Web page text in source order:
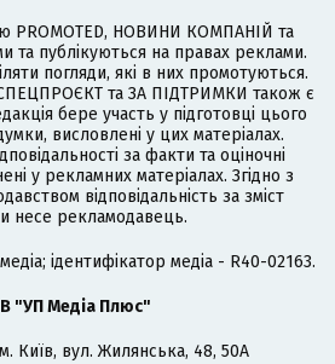
PROMOTED, НОВИНИ КОМПАНІЙ та
та публікуються на правах реклами.
погляди, які в них промотуються.
та ЗА ПІДТРИМКИ також є
бере участь у підготовці цього
висловлені у цих матеріалах.
за факти та оціночні
у рекламних матеріалах. Згідно з
відповідальність за зміст
несе рекламодавець.
ідентифікатор медіа - R40-02163.
"УП Медіа Плюс"
Київ, вул. Жилянська, 48, 50А